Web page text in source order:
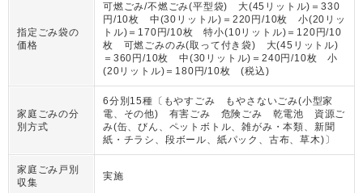
指定ごみ袋の
価格
可燃ごみ/不燃ごみ(平型袋) 大(45リットル)＝330
円/10枚 中(30リットル)＝220円/10枚 小(20リッ
トル)＝170円/10枚 特小(10リットル)＝120円/10
枚 可燃ごみのみ(取って付き袋) 大(45リットル)
＝360円/10枚 中(30リットル)＝240円/10枚 小
(20リットル)＝180円/10枚 (税込)
家庭ごみの分
別方式
6分別15種〔もやすごみ もやさないごみ(小型家
電、その他) 有害ごみ 危険ごみ 乾電池 資源ご
み(缶、びん、ペットボトル、雑がみ・本類、新聞
紙・チラシ、段ボール、紙パック、古布、草木)〕
家庭ごみ戸別
収集
実施